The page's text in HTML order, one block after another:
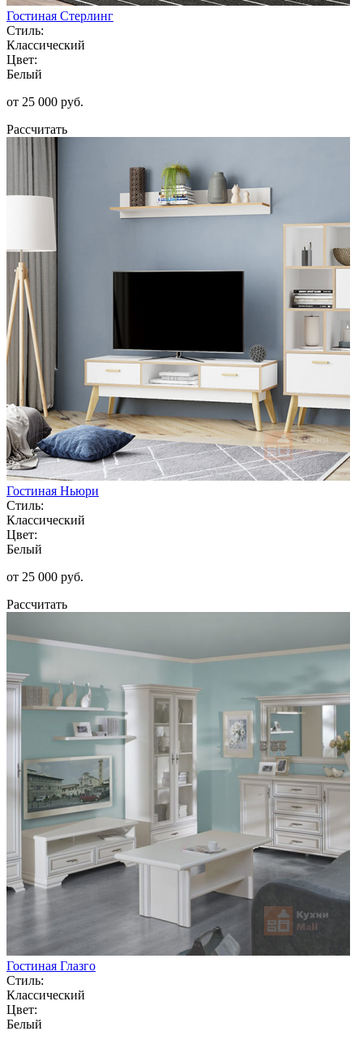
Гостиная Стерлинг
Стиль:
Классический
Цвет:
Белый
от 25 000 руб.
Рассчитать
Гостиная Ньюри
Стиль:
Классический
Цвет:
Белый
от 25 000 руб.
Рассчитать
Гостиная Глазго
Стиль:
Классический
Цвет:
Белый